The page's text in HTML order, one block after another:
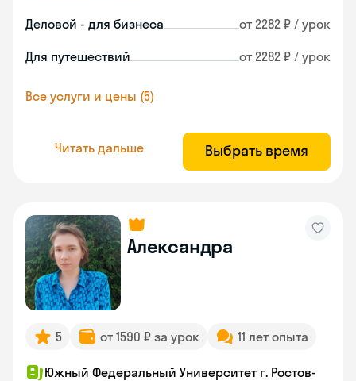
Деловой - для бизнеса от 2282 ₽ / урок
Для путешествий от 2282 ₽ / урок
Все услуги и цены (5)
Читать дальше Выбрать время
Александра
5 от 1590 ₽ за урок 11 лет опыта
Южный Федеральный Университет г. Ростов-